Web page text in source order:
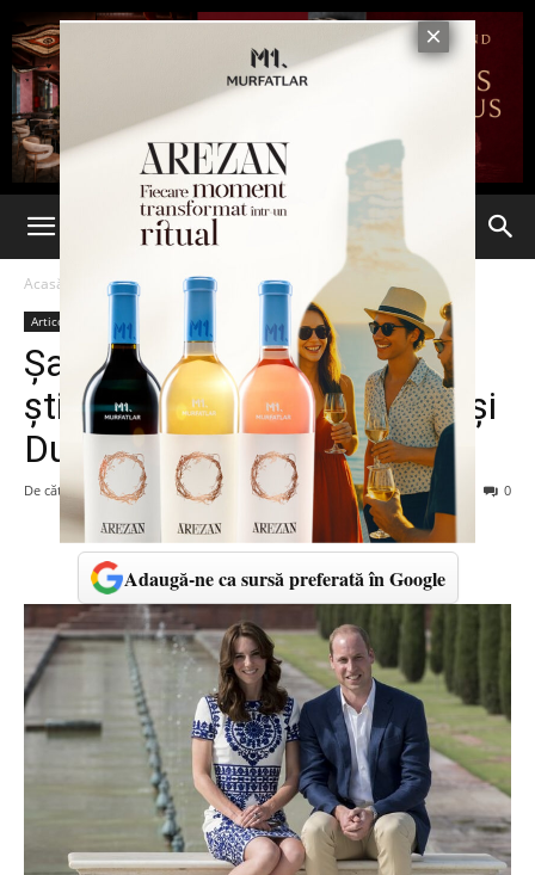
Acasă Articole
Articole
Șapte lucruri pe care nu le
știai despre Prințul William și
Ducesa de Cambridge
De către 28 aprilie 2016 0
Adaugă-ne ca sursă preferată în Google